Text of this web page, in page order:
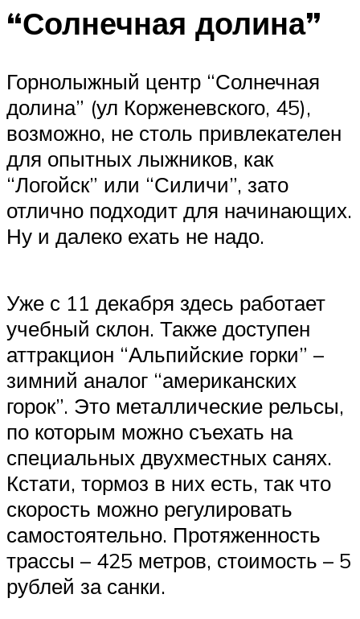
“Солнечная долина”
Горнолыжный центр “Солнечная
долина” (ул Корженевского, 45),
возможно, не столь привлекателен
для опытных лыжников, как
“Логойск” или “Силичи”, зато
отлично подходит для начинающих.
Ну и далеко ехать не надо.
Уже с 11 декабря здесь работает
учебный склон. Также доступен
аттракцион “Альпийские горки” –
зимний аналог “американских
горок”. Это металлические рельсы,
по которым можно съехать на
специальных двухместных санях.
Кстати, тормоз в них есть, так что
скорость можно регулировать
самостоятельно. Протяженность
трассы – 425 метров, стоимость – 5
рублей за санки.